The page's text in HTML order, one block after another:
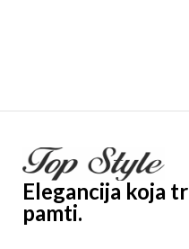
Elegancija koja
pamti.